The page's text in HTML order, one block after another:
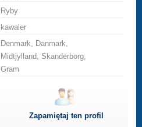
Ryby
kawaler
Denmark, Danmark,
Midtjylland, Skanderborg,
Gram
Zapamiętaj ten profil